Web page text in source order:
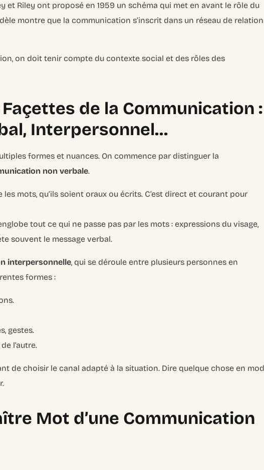
et Riley ont proposé en 1959 un schéma qui met en avant le rôle du
montre que la communication s’inscrit dans un réseau de
on doit tenir compte du contexte social et des rôles des
de la Communication :
Interpersonnel…
formes et nuances. On commence par distinguer la
non verbale.
les mots, qu’ils soient oraux ou écrits. C’est direct et courant pour
tout ce qui ne passe pas par les mots : expressions du visage,
souvent le message verbal.
interpersonnelle, qui se déroule entre plusieurs personnes en
formes :
gestes.
l’autre.
de choisir le canal adapté à la situation. Dire quelque chose en
Mot d’une Communication